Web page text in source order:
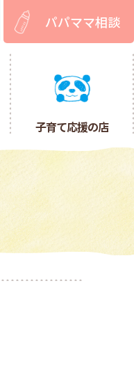
パパママ相談
子育て応援の店